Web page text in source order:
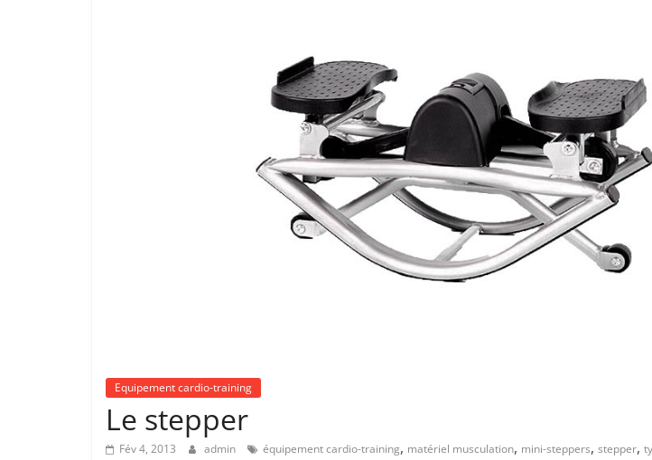
Equipement cardio-training
Le stepper
Fév 4, 2013 admin équipement cardio-training, matériel musculation, mini-steppers, stepper,